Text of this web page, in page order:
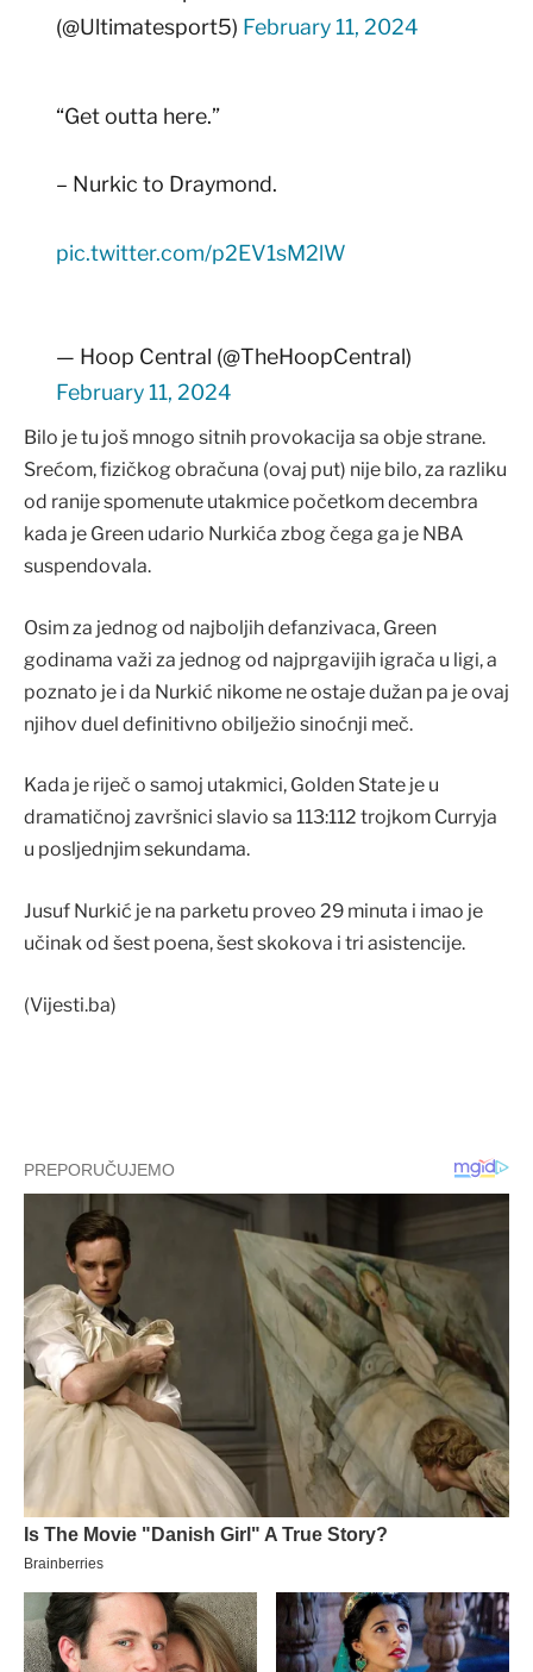
(@Ultimatesport5) February 11, 2024
“Get outta here.”
– Nurkic to Draymond.
pic.twitter.com/p2EV1sM2lW
— Hoop Central (@TheHoopCentral)
February 11, 2024
Bilo je tu još mnogo sitnih provokacija sa obje strane.
Srećom, fizičkog obračuna (ovaj put) nije bilo, za razliku
od ranije spomenute utakmice početkom decembra
kada je Green udario Nurkića zbog čega ga je NBA
suspendovala.
Osim za jednog od najboljih defanzivaca, Green
godinama važi za jednog od najprgavijih igrača u ligi, a
poznato je i da Nurkić nikome ne ostaje dužan pa je ovaj
njihov duel definitivno obilježio sinoćnji meč.
Kada je riječ o samoj utakmici, Golden State je u
dramatičnoj završnici slavio sa 113:112 trojkom Curryja
u posljednjim sekundama.
Jusuf Nurkić je na parketu proveo 29 minuta i imao je
učinak od šest poena, šest skokova i tri asistencije.
(Vijesti.ba)